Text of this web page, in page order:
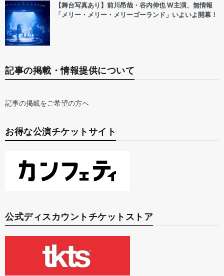
【舞台写真あり】前川昂哉・谷内伸也 W主演、無情報
「メリー・メリー・メリーゴーランド」いよいよ開幕！
記事の掲載・情報提供について
記事の掲載をご希望の方へ
お得な公演チケットサイト
公式ディスカウントチケットストア